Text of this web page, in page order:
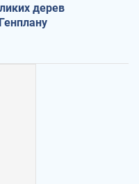
дерев